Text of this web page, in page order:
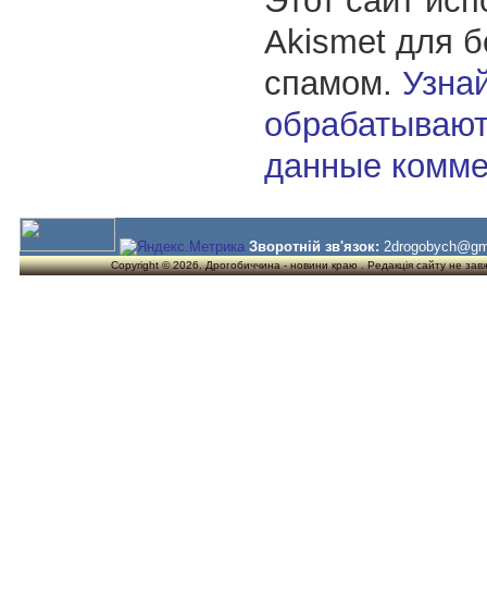
Akismet для
спамом.
данные
Зворотній зв'язок:
Copyright © 2026. Дрогобиччина - новини краю . Редакція сайту не